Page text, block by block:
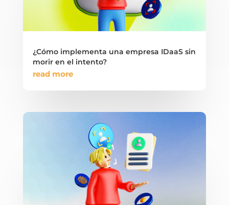
¿Cómo implementa una empresa IDaaS sin
morir en el intento?
read more